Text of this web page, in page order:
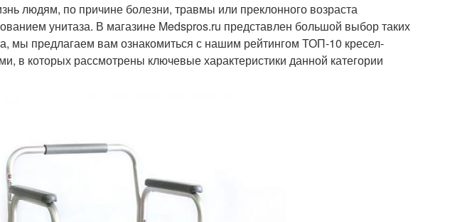
людям, по причине болезни, травмы или преклонного возраста
унитаза. В магазине Medspros.ru представлен большой выбор таких
мы предлагаем вам ознакомиться с нашим рейтингом ТОП-10 кресел-
в которых рассмотрены ключевые характеристики данной категории